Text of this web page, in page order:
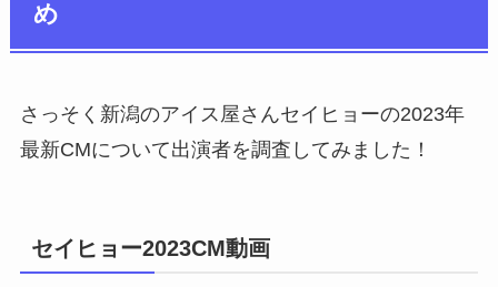
め
さっそく新潟のアイス屋さんセイヒョーの2023年
最新CMについて出演者を調査してみました！
セイヒョー2023CM動画